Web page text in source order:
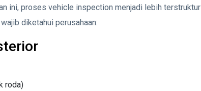
ini, proses vehicle inspection menjadi lebih terstruktur
diketahui perusahaan:
roda)